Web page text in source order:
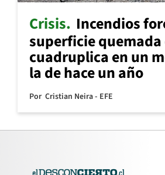
Crisis Incendios
superficie quemada
cuadruplica en un
la de hace un año
Por Cristian Neira - EFE